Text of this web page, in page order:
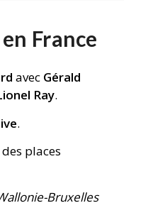
France
avec Gérald
Ray.
.
places
Bruxelles